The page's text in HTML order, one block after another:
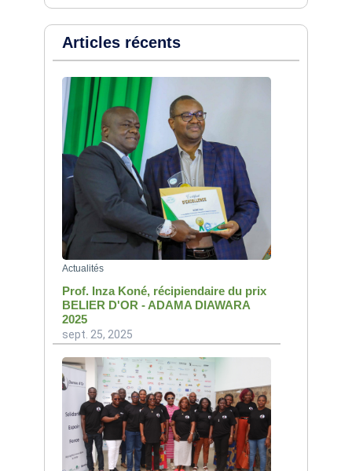
Articles récents
Actualités
Prof. Inza Koné, récipiendaire du prix
BELIER D'OR - ADAMA DIAWARA
2025
sept. 25, 2025